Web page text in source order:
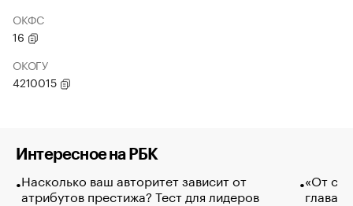
ОКФС
16
ОКОГУ
4210015
Интересное на РБК
Насколько ваш авторитет зависит от
атрибутов престижа? Тест для лидеров
«От
глава